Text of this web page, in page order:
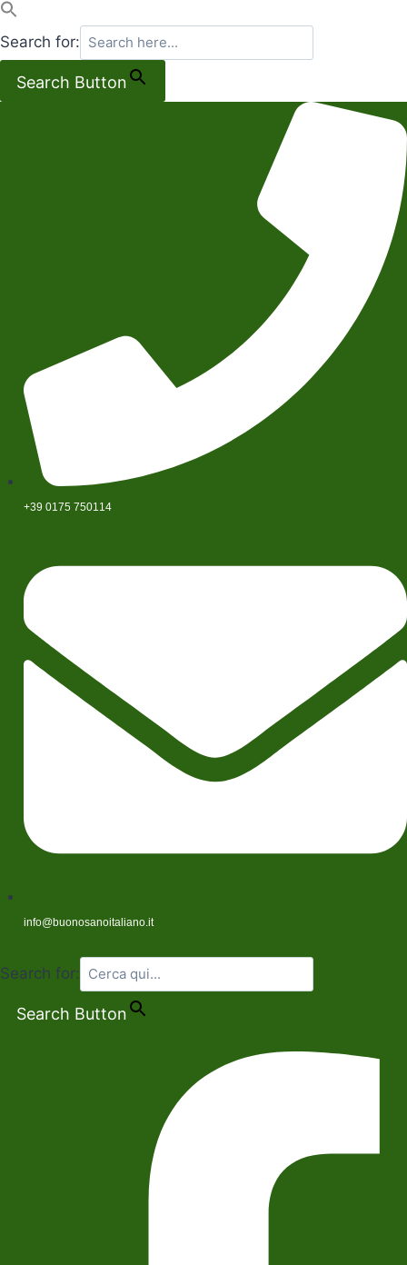
Search for:
Search Button
+39 0175 750114
info@buonosanoitaliano.it
Search for:
Search Button